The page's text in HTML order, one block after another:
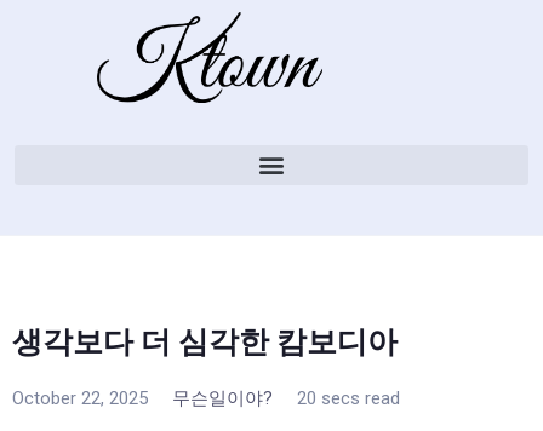
생각보다 더 심각한 캄보디아
October 22, 2025 무슨일이야? 20 secs read